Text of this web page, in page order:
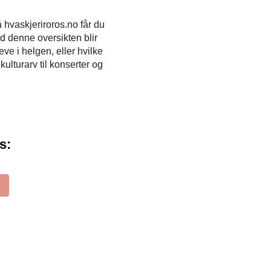
hvaskjeriroros.no får du
denne oversikten blir
i helgen, eller hvilke
til konserter og